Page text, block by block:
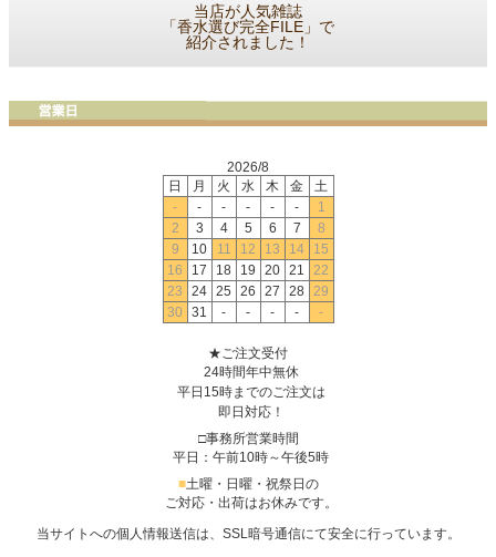
当店が人気雑誌
「香水選び完全FILE」で
紹介されました！
2026/8
日
月 火 水 木 金
土
-
- - - - -
1
2
3 4 5 6 7
8
9
10 11 12 13 14
15
16
17 18 19 20 21
22
23
24 25 26 27 28
29
30
31 - - - - -
★ご注文受付
24時間年中無休
平日15時までのご注文は
即日対応！
□事務所営業時間
平日：午前10時～午後5時
■土曜・日曜・祝祭日の
ご対応・出荷はお休みです。
当サイトへの個人情報送信は、SSL暗号通信にて安全に行っています。